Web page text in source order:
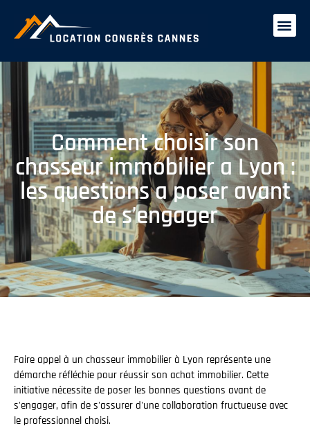
Comment choisir son
chasseur immobilier a Lyon :
les questions a poser avant
de s’engager
Faire appel à un chasseur immobilier à Lyon représente une
démarche réfléchie pour réussir son achat immobilier. Cette
initiative nécessite de poser les bonnes questions avant de
s'engager, afin de s'assurer d'une collaboration fructueuse avec
le professionnel choisi.